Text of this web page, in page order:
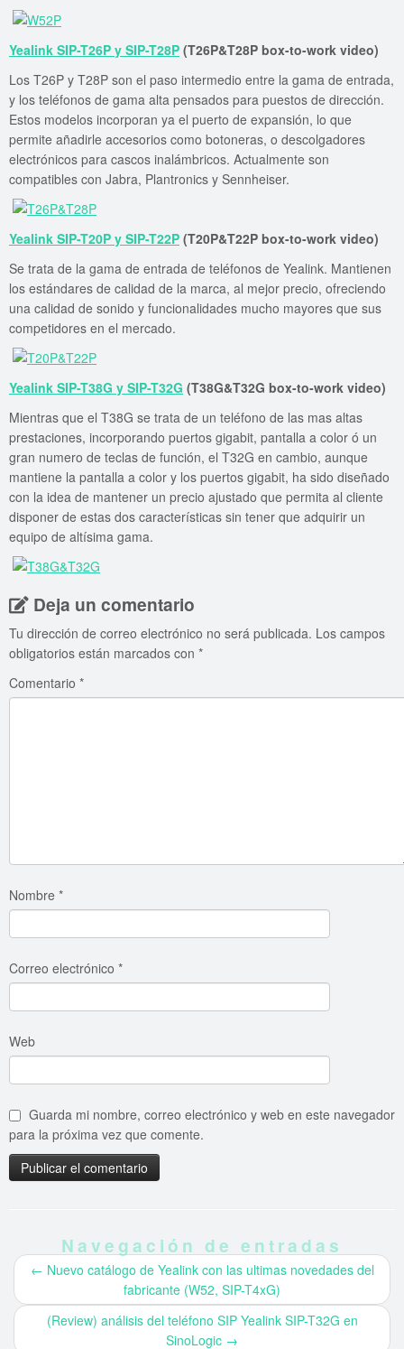
Yealink SIP-T26P y SIP-T28P (T26P&T28P box-to-work video)
Los T26P y T28P son el paso intermedio entre la gama de entrada,
y los teléfonos de gama alta pensados para puestos de dirección.
Estos modelos incorporan ya el puerto de expansión, lo que
permite añadirle accesorios como botoneras, o descolgadores
electrónicos para cascos inalámbricos. Actualmente son
compatibles con Jabra, Plantronics y Sennheiser.
Yealink SIP-T20P y SIP-T22P (T20P&T22P box-to-work video)
Se trata de la gama de entrada de teléfonos de Yealink. Mantienen
los estándares de calidad de la marca, al mejor precio, ofreciendo
una calidad de sonido y funcionalidades mucho mayores que sus
competidores en el mercado.
Yealink SIP-T38G y SIP-T32G (T38G&T32G box-to-work video)
Mientras que el T38G se trata de un teléfono de las mas altas
prestaciones, incorporando puertos gigabit, pantalla a color ó un
gran numero de teclas de función, el T32G en cambio, aunque
mantiene la pantalla a color y los puertos gigabit, ha sido diseñado
con la idea de mantener un precio ajustado que permita al cliente
disponer de estas dos características sin tener que adquirir un
equipo de altísima gama.
Deja un comentario
Tu dirección de correo electrónico no será publicada. Los campos
obligatorios están marcados con *
Comentario *
Nombre *
Correo electrónico *
Web
Guarda mi nombre, correo electrónico y web en este navegador
para la próxima vez que comente.
Navegación de entradas
← Nuevo catálogo de Yealink con las ultimas novedades del
fabricante (W52, SIP-T4xG)
(Review) análisis del teléfono SIP Yealink SIP-T32G en
SinoLogic →